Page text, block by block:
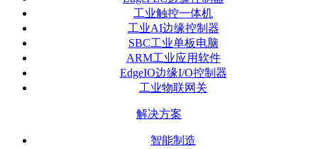
工业触控一体机
工业AI边缘控制器
SBC工业单板电脑
ARM工业应用软件
EdgeIO边缘I/O控制器
工业物联网关
解决方案
智能制造